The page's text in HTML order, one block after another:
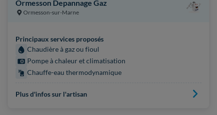
Ormesson Depannage Gaz
Ormesson-sur-Marne
Principaux services proposés
Chaudière à gaz ou fioul
Pompe à chaleur et climatisation
Chauffe-eau thermodynamique
Plus d'infos sur l'artisan